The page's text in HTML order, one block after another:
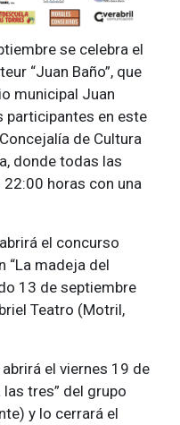
se celebra el
“Juan Baño”, que
municipal Juan
participantes en este
de Cultura
donde todas las
horas con una
el concurso
“La madeja del
13 de septiembre
Teatro (Motril,
el viernes 19 de
tres” del grupo
y lo cerrará el